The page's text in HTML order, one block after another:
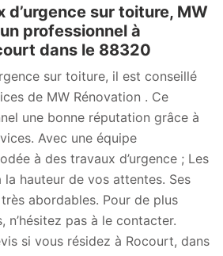
d’urgence sur toiture, MW
professionnel à
dans le 88320
sur toiture, il est conseillé
de MW Rénovation . Ce
une bonne réputation grâce à
Avec une équipe
à des travaux d’urgence ; Les
hauteur de vos attentes. Ses
abordables. Pour de plus
n’hésitez pas à le contacter.
si vous résidez à Rocourt, dans